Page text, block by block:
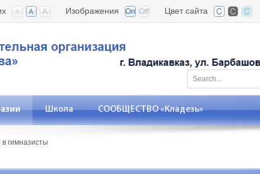
Цвет сайта
Изображения
Школа СООБЩЕСТВО «Кладезь»
гимназисты